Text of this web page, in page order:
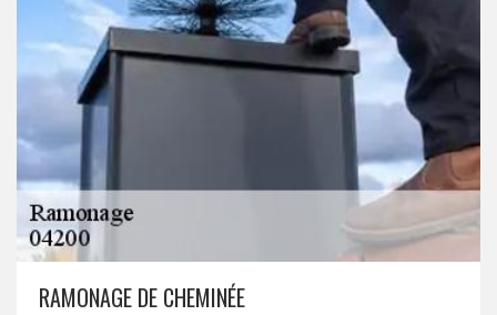
RAMONAGE DE CHEMINÉE